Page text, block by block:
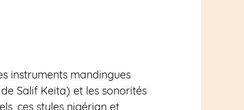
instruments mandingues
Salif Keita) et les sonorités
ces styles nigérian et